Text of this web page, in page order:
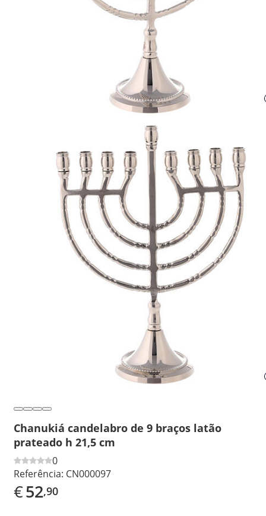
Chanukiá candelabro de 9 braços latão
prateado h 21,5 cm
0
Referência: CN000097
€52,90